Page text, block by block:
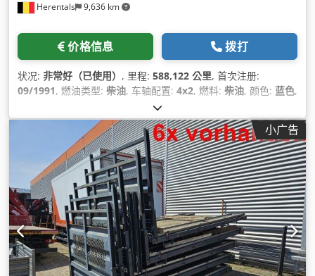
Herentals 9,636 km
价格信息 拨打
状况: 非常好（已使用） , 里程: 588,122 公里, 首次注册:
09/1991, 燃油类型: 柴油, 车轴配置: 4x2, 燃料: 柴油, 颜色: 蓝色,
机械的
7,850 毫米, 总宽度:2,500 毫米, 总高度:3,170 毫米, 装载空间长
5,750 毫米, 制造年份:1991, 设备:尾板升降机, 小广告